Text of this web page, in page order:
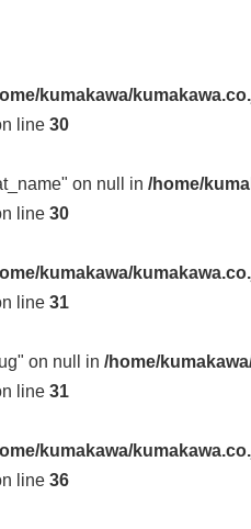
kumakawa/
line 30
on null in /home/
line 30
kumakawa/
line 31
on null in /home/
line 31
kumakawa/
line 36